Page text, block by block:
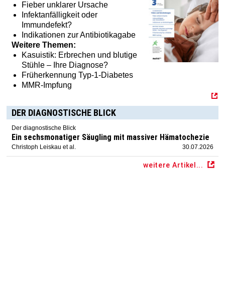
Fieber unklarer Ursache
Infektanfälligkeit oder
Immundefekt?
Indikationen zur Antibiotikagabe
Weitere Themen:
Kasuistik: Erbrechen und blutige
Stühle – Ihre Diagnose?
Früherkennung Typ-1-Diabetes
MMR-Impfung
DER DIAGNOSTISCHE BLICK
Der diagnostische Blick
Ein sechsmonatiger Säugling mit massiver Hämatochezie
Christoph Leiskau et al. 30.07.2026
weitere Artikel...